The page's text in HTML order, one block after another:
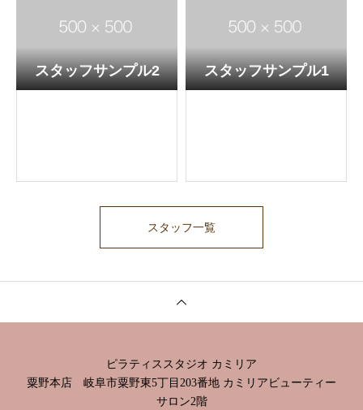
スタッフサンプル2 スタッフサンプル1
スタッフ一覧
ピラティススタジオ カミリア
粟野本店 岐阜市粟野東5丁目203番地 カミリアビューティー
サロン2階